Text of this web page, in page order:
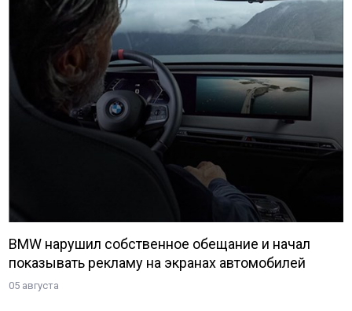
BMW нарушил собственное обещание и начал
показывать рекламу на экранах автомобилей
05 августа